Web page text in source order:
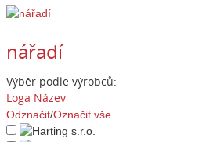
nářadí
Výběr podle výrobců:
Loga Název
Odznačit/Označit vše